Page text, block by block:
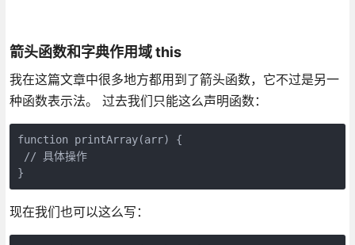
箭头函数和字典作用域 this
我在这篇文章中很多地方都用到了箭头函数，它不过是另一
种函数表示法。 过去我们只能这么声明函数：
function printArray(arr) {
// 具体操作
}
现在我们也可以这么写：